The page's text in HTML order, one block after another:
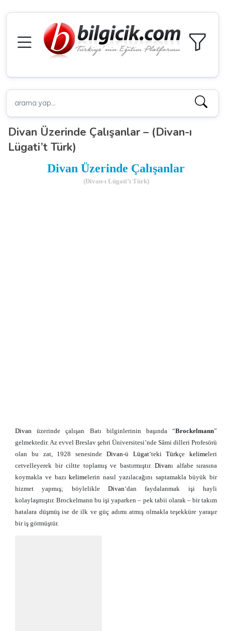
Divan Üzerinde Çalışanlar – (Divan-ı
Lügati’t Türk)
Divan Üzerinde Çalışanlar
(Divan-ı Lügati’t Türk)
Divan üzerinde çalışan Batı bilginlerinin başında “Brockelmann”
gelmektedir. Az evvel Breslav şehri Üniversitesi’nde Sâmi dilleri Profesörü
olan bu zat, 1928 senesinde Divan-ü Lügat‘tekiTürkçe kelimeleri
cetvelleyerek bir ciltte toplamış ve bastırmıştır. Divanı alfabe sırasına
koymakla ve bazıkelimelerin nasıl yazılacağını saptamakla büyük bir
hizmet yapmış; böylelikle Divan‘dan faydalanmak işi hayli
kolaylaşmıştır. Brockelmann bu işi yaparken – pek tabii olarak – bir takım
hatalara düşmüş ise de ilk ve güç adımı atmış olmakla teşekküre yaraşır
bir iş görmüştür.